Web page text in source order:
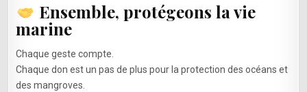
Ensemble, protégeons la vie
marine
Chaque geste compte.
Chaque don est un pas de plus pour la protection des océans et
des mangroves.